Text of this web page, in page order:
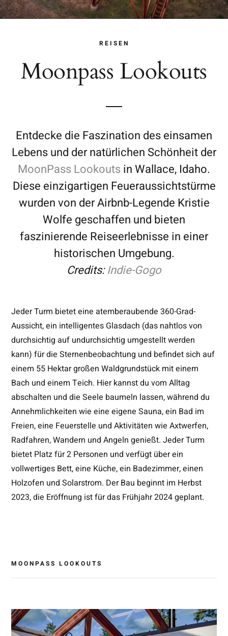
REISEN
Moonpass Lookouts
Entdecke die Faszination des einsamen
Lebens und der natürlichen Schönheit der
MoonPass Lookoutsin Wallace, Idaho.
Diese einzigartigen Feueraussichtstürme
wurden von der Airbnb-Legende Kristie
Wolfe geschaffen und bieten
faszinierende Reiseerlebnisse in einer
historischen Umgebung.
Credits:Indie-Gogo
Jeder Turm bietet eine atemberaubende 360-Grad-
Aussicht, ein intelligentes Glasdach (das nahtlos von
durchsichtig auf undurchsichtig umgestellt werden
kann) für die Sternenbeobachtung und befindet sich auf
einem 55 Hektar großen Waldgrundstück mit einem
Bach und einem Teich. Hier kannst du vom Alltag
abschalten und die Seele baumeln lassen, während du
Annehmlichkeiten wie eine eigene Sauna, ein Bad im
Freien, eine Feuerstelle und Aktivitäten wie Axtwerfen,
Radfahren, Wandern und Angeln genießt. Jeder Turm
bietet Platz für 2 Personen und verfügt über ein
vollwertiges Bett, eine Küche, ein Badezimmer, einen
Holzofen und Solarstrom. Der Bau beginnt im Herbst
2023, die Eröffnung ist für das Frühjahr 2024 geplant.
MOONPASS LOOKOUTS